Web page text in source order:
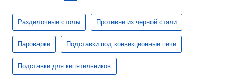
Разделочные столы Противни из черной стали
Пароварки Подставки под конвекционные печи
Подставки для кипятильников